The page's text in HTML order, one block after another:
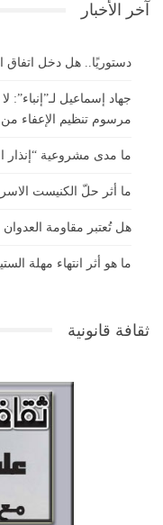
آخر الأخبار
دستوريًا.. هل دخل اتفاق
جهاد إسماعيل
مرسوم تنظيم الإعفاء من
ما مدى مشروعية “إنذار
ما أثر حلّ الكنيست
هل تُعتبر مقاومة
ما هو أثر انتهاء مهلة
ثقافة قانونية